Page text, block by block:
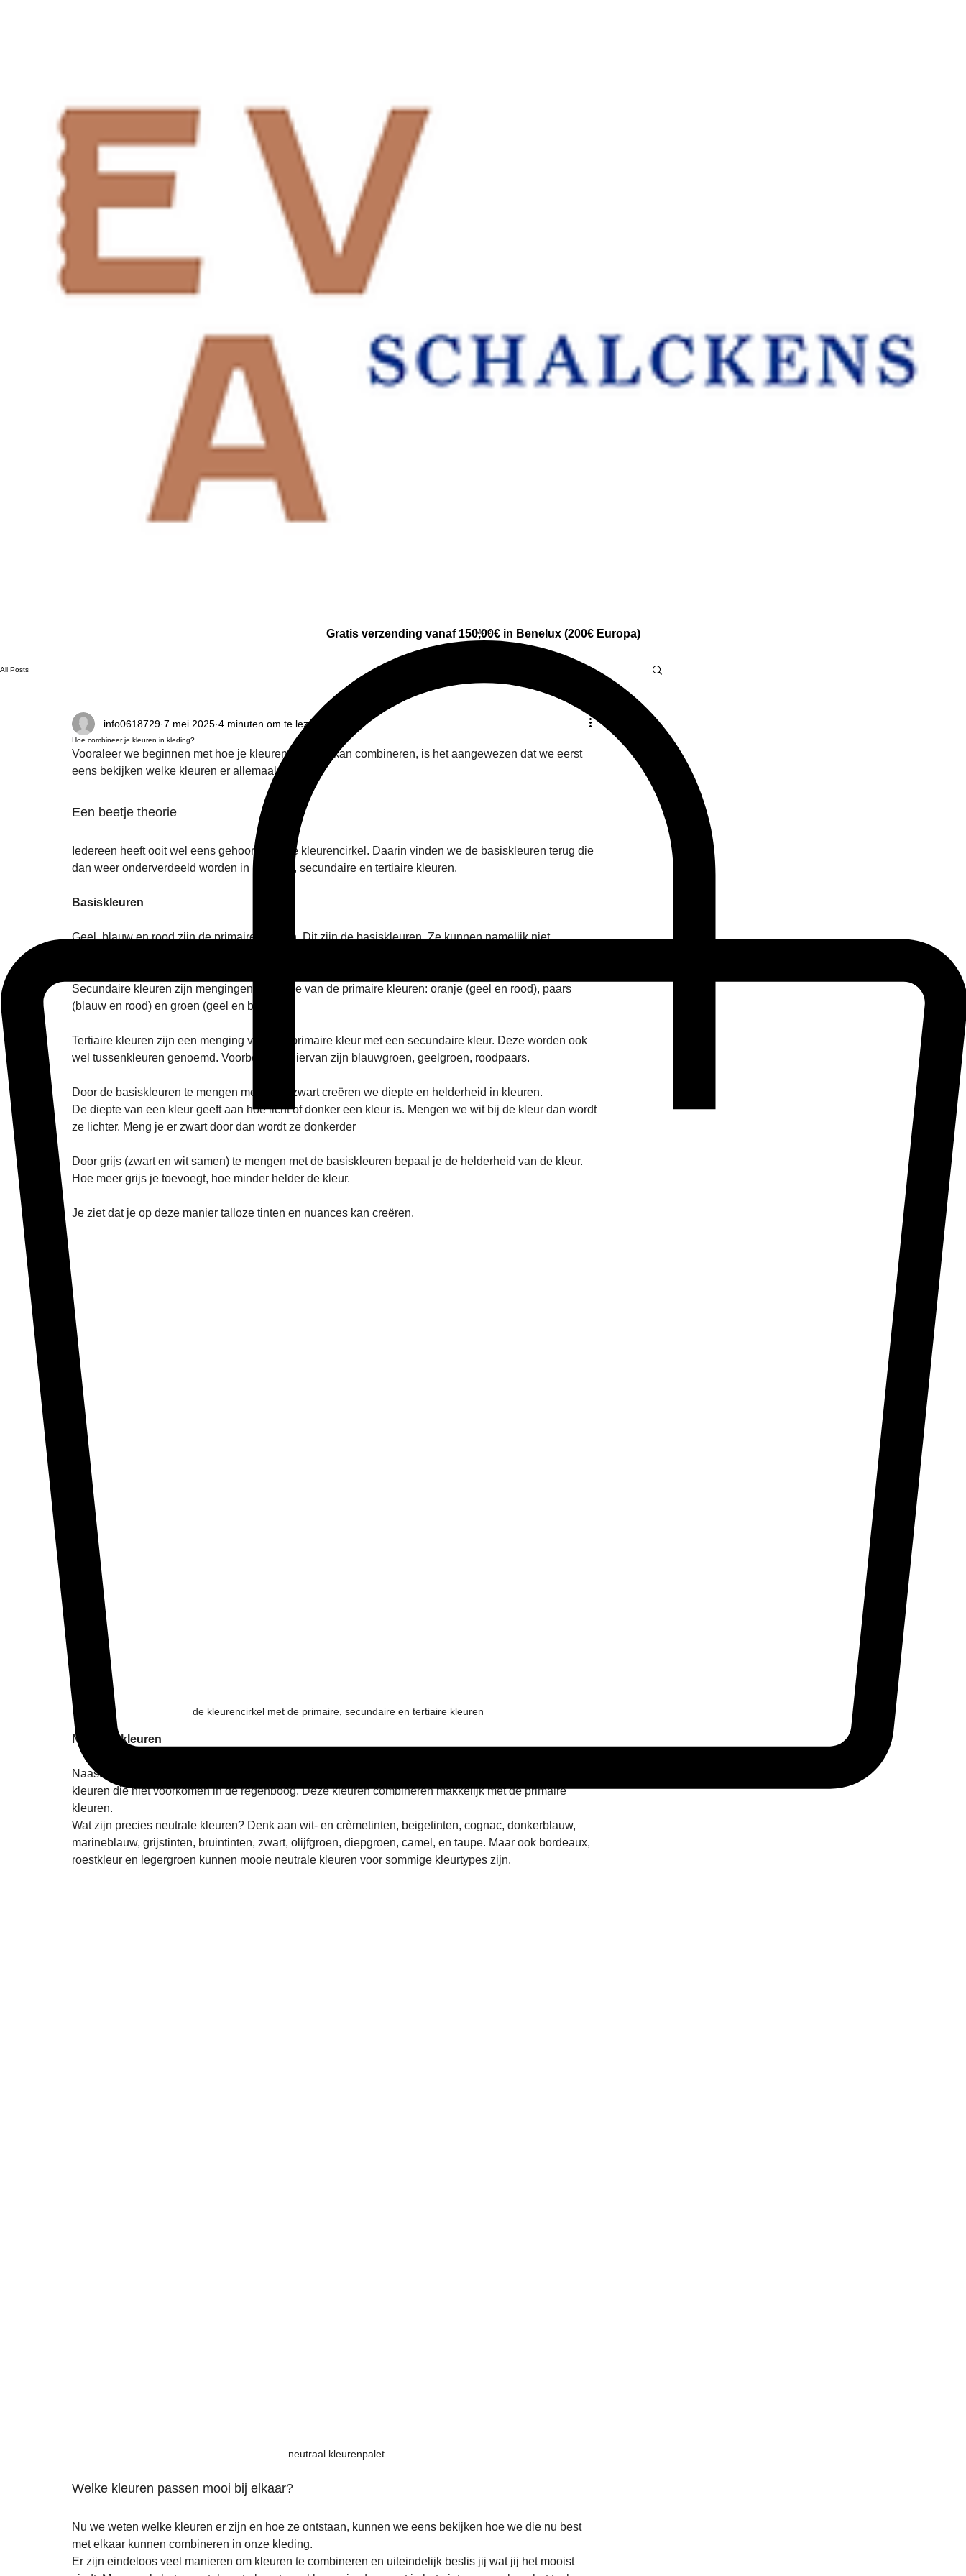
More
Gratis verzending vanaf 150,00€ in Benelux (200€ Europa)
All Posts
Hoe combineer je kleuren in kleding?
info0618729 7 mei 2025 4 minuten om te lezen
Vooraleer we beginnen met hoe je kleuren het best kan combineren, is het aangewezen dat we eerst
eens bekijken welke kleuren er allemaal zijn.
Een beetje theorie
Iedereen heeft ooit wel eens gehoord van de kleurencirkel. Daarin vinden we de basiskleuren terug die
dan weer onderverdeeld worden in primaire, secundaire en tertiaire kleuren.
Basiskleuren
Geel, blauw en rood zijn de primaire kleuren. Dit zijn de basiskleuren. Ze kunnen namelijk niet
Secundaire kleuren zijn mengingen van twee van de primaire kleuren: oranje (geel en rood), paars
(blauw en rood) en groen (geel en blauw).
Tertiaire kleuren zijn een menging van een primaire kleur met een secundaire kleur. Deze worden ook
wel tussenkleuren genoemd. Voorbeelden hiervan zijn blauwgroen, geelgroen, roodpaars.
Door de basiskleuren te mengen met wit of zwart creëren we diepte en helderheid in kleuren.
De diepte van een kleur geeft aan hoe licht of donker een kleur is. Mengen we wit bij de kleur dan wordt
ze lichter. Meng je er zwart door dan wordt ze donkerder
Door grijs (zwart en wit samen) te mengen met de basiskleuren bepaal je de helderheid van de kleur.
Hoe meer grijs je toevoegt, hoe minder helder de kleur.
Je ziet dat je op deze manier talloze tinten en nuances kan creëren.
de kleurencirkel met de primaire, secundaire en tertiaire kleuren
Neutrale kleuren
Naast de basiskleuren hebben we ook de neutrale kleuren die we ook wel non-kleuren noemen. Dit zijn
kleuren die niet voorkomen in de regenboog. Deze kleuren combineren makkelijk met de primaire
kleuren.
Wat zijn precies neutrale kleuren? Denk aan wit- en crèmetinten, beigetinten, cognac, donkerblauw,
marineblauw, grijstinten, bruintinten, zwart, olijfgroen, diepgroen, camel, en taupe. Maar ook bordeaux,
roestkleur en legergroen kunnen mooie neutrale kleuren voor sommige kleurtypes zijn.
neutraal kleurenpalet
Welke kleuren passen mooi bij elkaar?
Nu we weten welke kleuren er zijn en hoe ze ontstaan, kunnen we eens bekijken hoe we die nu best
met elkaar kunnen combineren in onze kleding.
Er zijn eindeloos veel manieren om kleuren te combineren en uiteindelijk beslis jij wat jij het mooist